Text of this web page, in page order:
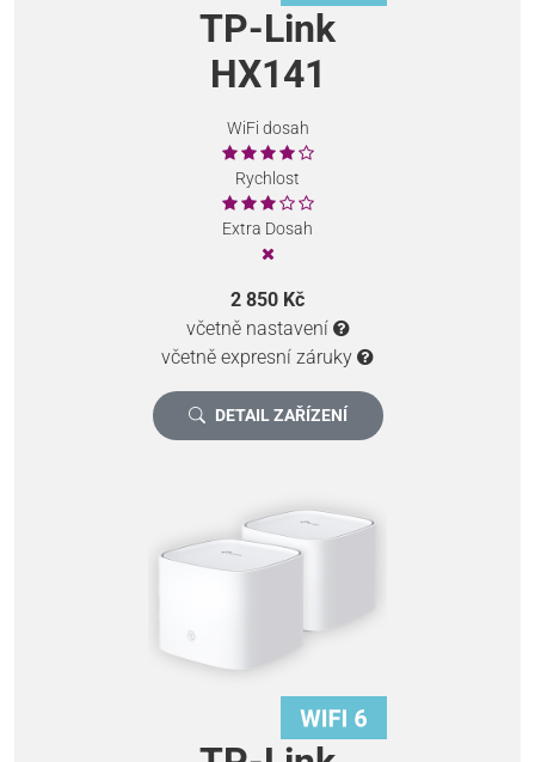
TP-Link
HX141
WiFi dosah
Rychlost
Extra Dosah
2 850 Kč
včetně nastavení
včetně expresní záruky
DETAIL ZAŘÍZENÍ